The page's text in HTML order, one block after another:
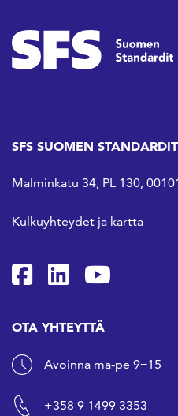
SFS SUOMEN
Malminkatu 34, PL 130,
Kulkuyhteydet ja kartta
SFSSFSSFS
OTA YHTEYTTÄ
Avoinna ma-pe 9−15
+358 9 1499 3353